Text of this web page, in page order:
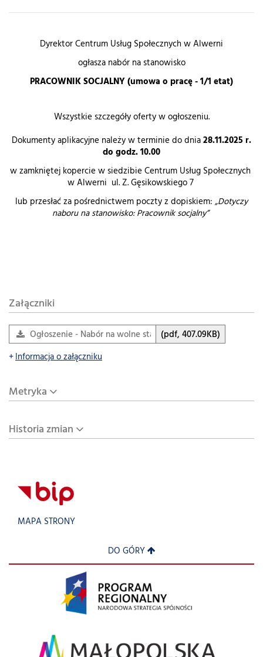
Dyrektor Centrum Usług Społecznych w Alwerni
ogłasza nabór na stanowisko
PRACOWNIK SOCJALNY (umowa o pracę - 1/1 etat)
Wszystkie szczegóły oferty w ogłoszeniu.
Dokumenty aplikacyjne należy w terminie do dnia28.11.2025 r.
do godz. 10.00
w zamkniętej kopercie w siedzibie Centrum Usług Społecznych
w Alwerni ul. Z. Gęsikowskiego 7
lub przesłać za pośrednictwem poczty z dopiskiem:„Dotyczy
naboru na stanowisko: Pracownik socjalny”
Załączniki
Ogłoszenie - Nabór na wolne stanowisko pracy
(pdf, 407.09KB)
Informacja o załączniku
Metryka
Historia zmian
MAPA STRONY
DO GÓRY